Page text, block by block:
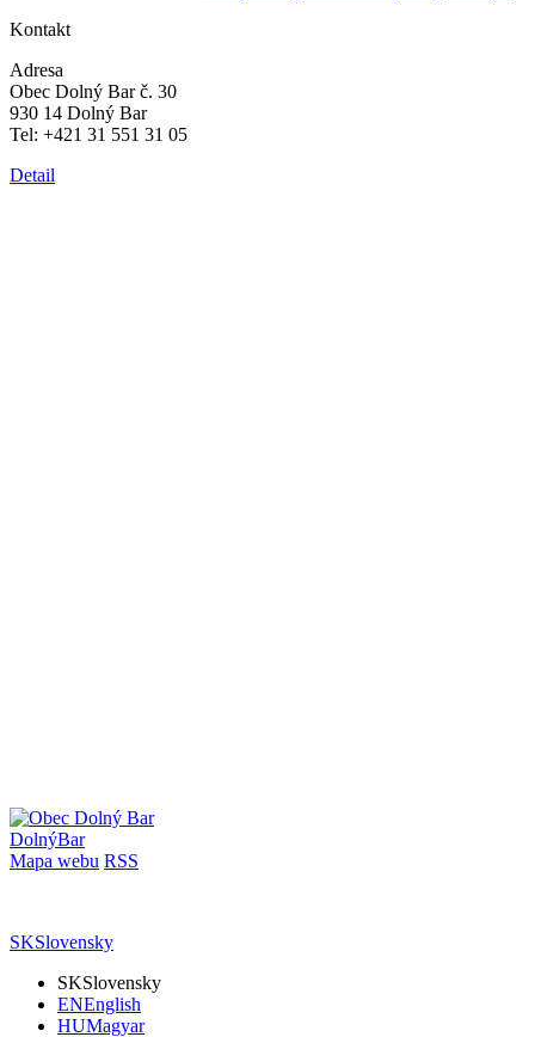
Kontakt
Adresa
Obec Dolný Bar č. 30
930 14 Dolný Bar
Tel: +421 31 551 31 05
Detail
DolnýBar
Mapa webu RSS
SKSlovensky
SKSlovensky
ENEnglish
HUMagyar